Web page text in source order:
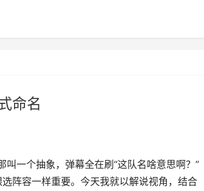
命名
一个抽象，弹幕全在刷“这队名啥意思啊？”
阵容一样重要。今天我就以解说视角，结合